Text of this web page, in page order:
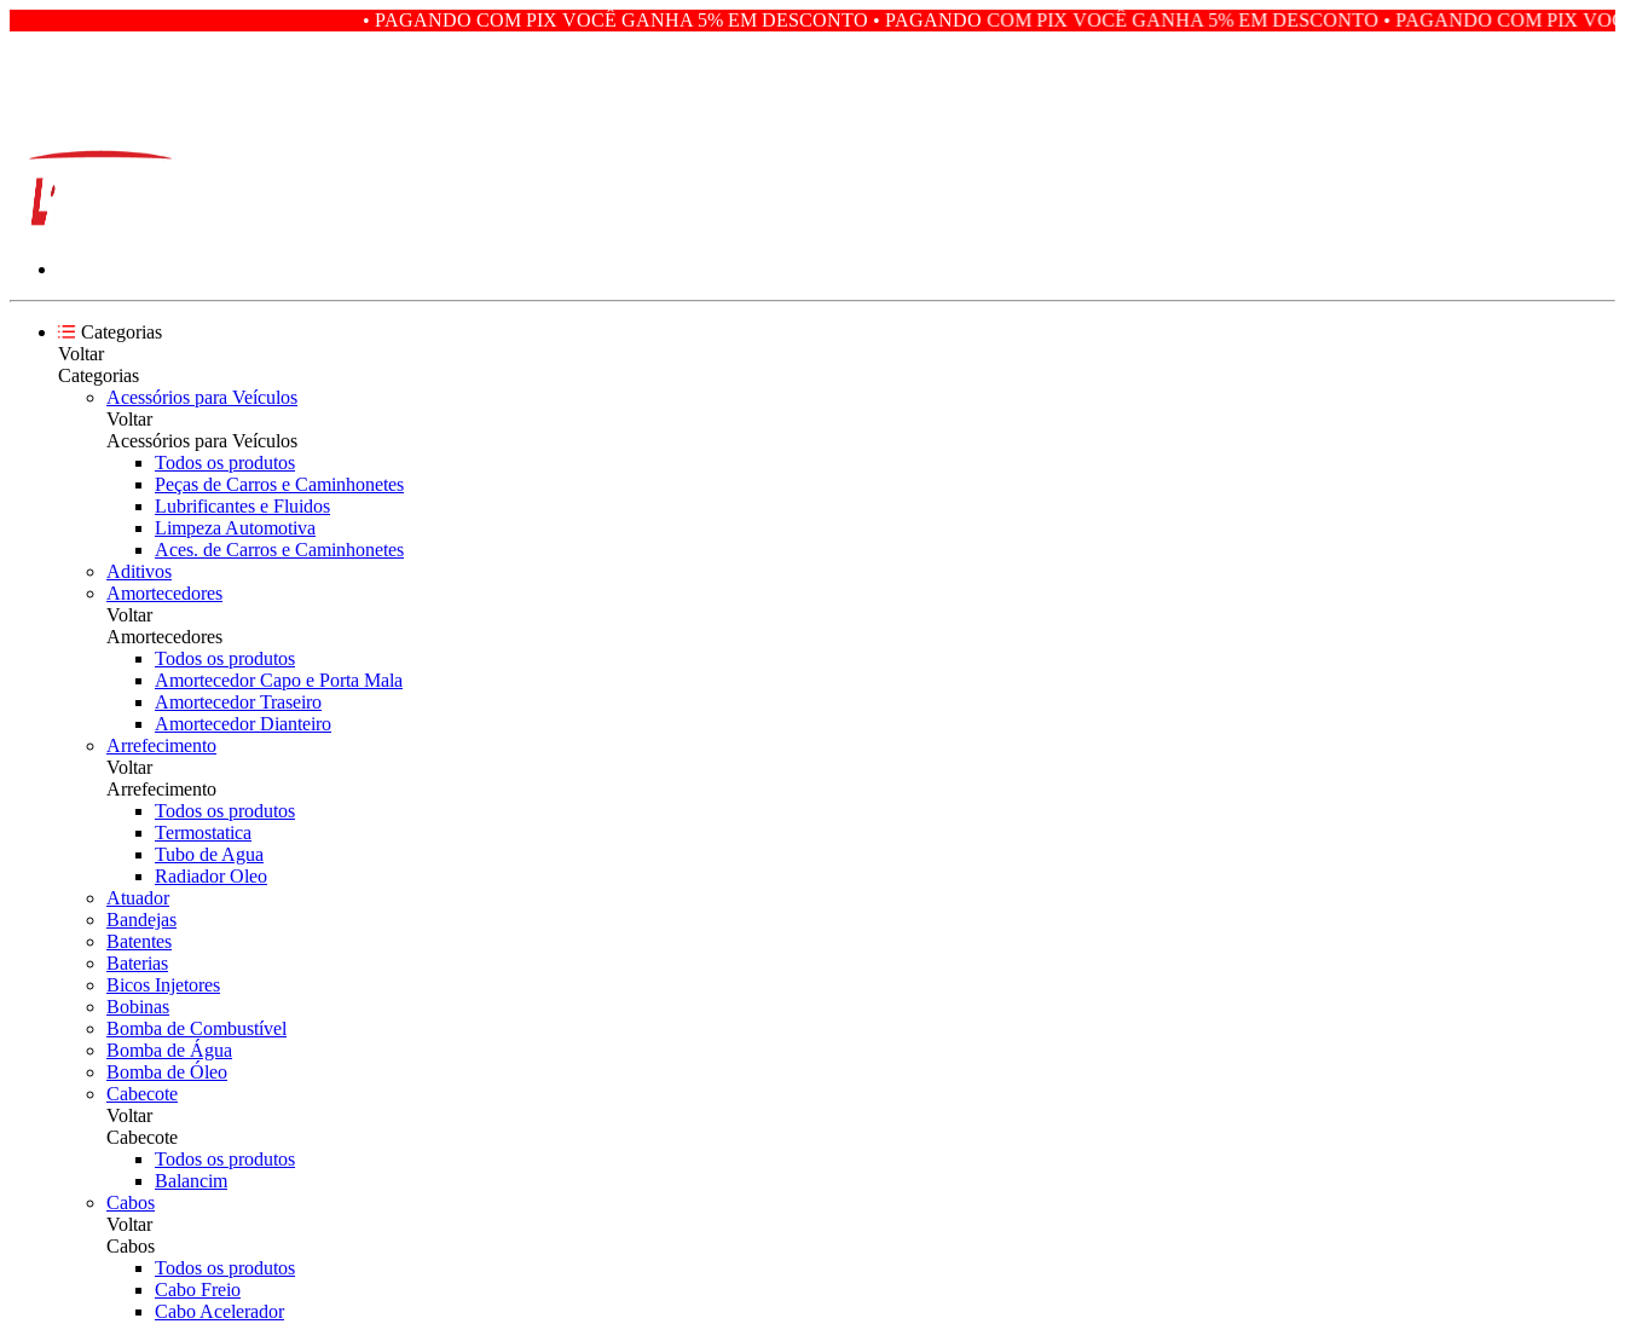
• PAGANDO COM PIX VOCÊ GANHA 5% EM DESCONTO • PAGANDO COM PIX VOCÊ GANHA 5% EM DESCONTO • PAGANDO COM PIX VOCÊ GANHA 5%
Categorias
Voltar
Categorias
Acessórios para Veículos
Voltar
Acessórios para Veículos
Todos os produtos
Peças de Carros e Caminhonetes
Lubrificantes e Fluidos
Limpeza Automotiva
Aces. de Carros e Caminhonetes
Aditivos
Amortecedores
Voltar
Amortecedores
Todos os produtos
Amortecedor Capo e Porta Mala
Amortecedor Traseiro
Amortecedor Dianteiro
Arrefecimento
Voltar
Arrefecimento
Todos os produtos
Termostatica
Tubo de Agua
Radiador Oleo
Atuador
Bandejas
Batentes
Baterias
Bicos Injetores
Bobinas
Bomba de Combustível
Bomba de Água
Bomba de Óleo
Cabecote
Voltar
Cabecote
Todos os produtos
Balancim
Cabos
Voltar
Cabos
Todos os produtos
Cabo Freio
Cabo Acelerador